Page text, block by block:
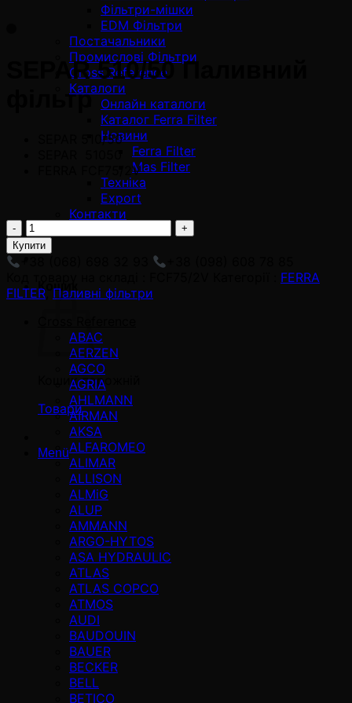
Фільтри-мішки
EDM Фільтри
Постачальники
Промислові Фільтри
Cross Reference
Каталоги
Онлайн каталоги
Каталог Ferra Filter
Новини
Ferra Filter
Mas Filter
Техніка
Export
Контакти
Кошик
Кошик порожній
Товари
Menü
SEPAR 510/50 Паливний
фільтр
SEPAR 510/50
FERRA FCF75/2V
FCF75/2V
adet
Купити
FERRA
FILTER Паливні фільтри
ABAC
AERZEN
AGCO
AGRIA
AHLMANN
AIRMAN
AKSA
ALFAROMEO
ALIMAR
ALLISON
ALMiG
ALUP
AMMANN
ARGO-HYTOS
ASA HYDRAULIC
ATLAS
ATLAS COPCO
ATMOS
AUDI
BAUDOUIN
BAUER
BECKER
BELL
BETICO